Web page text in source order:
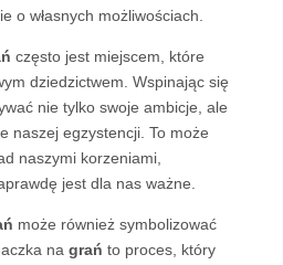
o własnych możliwościach.
często jest miejscem, które
dziedzictwem. Wspinając się
nie tylko swoje ambicje, ale
naszej egzystencji. To może
naszymi korzeniami,
jest dla nas ważne.
może również symbolizować
na grań to proces, który